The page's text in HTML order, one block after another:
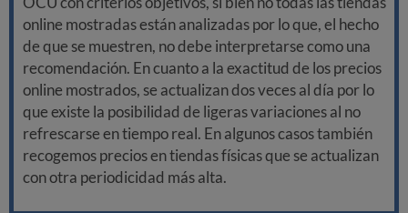
online mostradas están analizadas por lo que, el hecho
de que se muestren, no debe interpretarse como una
recomendación. En cuanto a la exactitud de los precios
online mostrados, se actualizan dos veces al día por lo
que existe la posibilidad de ligeras variaciones al no
refrescarse en tiempo real. En algunos casos también
recogemos precios en tiendas físicas que se actualizan
con otra periodicidad más alta.